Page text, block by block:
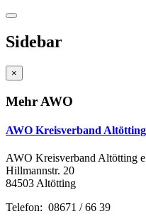
Sidebar
×
Mehr AWO
AWO Kreisverband Altötting
AWO Kreisverband Altötting
Hillmannstr. 20
84503 Altötting
Telefon: 08671 / 66 39